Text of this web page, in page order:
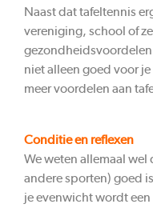
Naast dat tafeltennis
vereniging, school of
gezondheidsvoordelen
niet alleen goed voor
meer voordelen aan
Conditie en reflexen
We weten allemaal wel
andere sporten) goed
je evenwicht wordt